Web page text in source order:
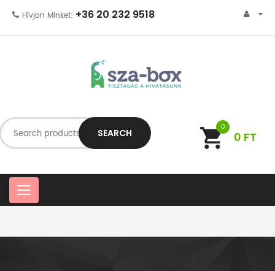
Hívjon Minket: +36 20 232 9518
SEARCH 0
0 FT
C
a